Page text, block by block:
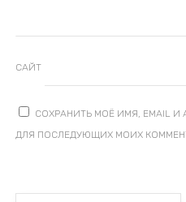
САЙТ
СОХРАНИТЬ МОЁ ИМЯ, EMAIL И
ДЛЯ ПОСЛЕДУЮЩИХ МОИХ